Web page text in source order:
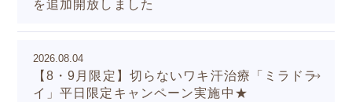
を追加開放しました
2026.08.04
【8・9月限定】切らないワキ汗治療「ミラドラ
イ」平日限定キャンペーン実施中★